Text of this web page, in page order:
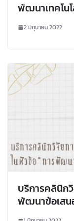
พัฒนาเทคโน
2 มิถุนายน 2022
บริการคลินิก
พัฒนาข้อเสน